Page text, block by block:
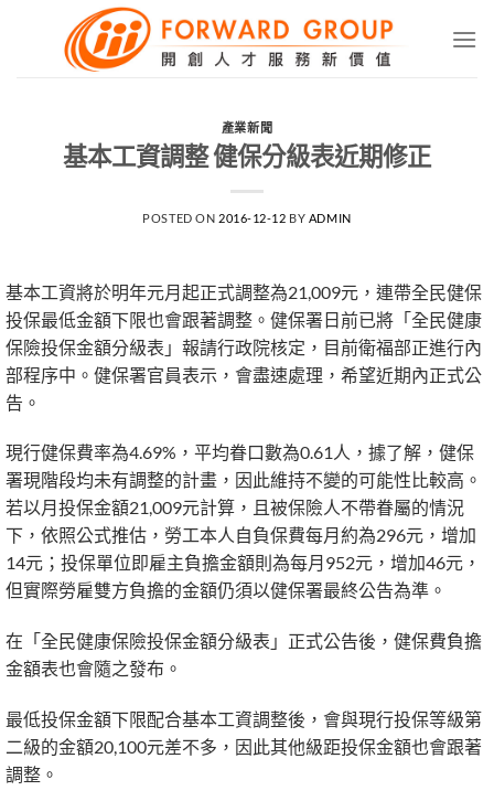
產業新聞
基本工資調整 健保分級表近期修正
POSTED ON 2016-12-12 BY ADMIN
基本工資將於明年元月起正式調整為21,009元，連帶全民健保
投保最低金額下限也會跟著調整。健保署日前已將「全民健康
保險投保金額分級表」報請行政院核定，目前衛福部正進行內
部程序中。健保署官員表示，會盡速處理，希望近期內正式公
告。
現行健保費率為4.69%，平均眷口數為0.61人，據了解，健保
署現階段均未有調整的計畫，因此維持不變的可能性比較高。
若以月投保金額21,009元計算，且被保險人不帶眷屬的情況
下，依照公式推估，勞工本人自負保費每月約為296元，增加
14元；投保單位即雇主負擔金額則為每月952元，增加46元，
但實際勞雇雙方負擔的金額仍須以健保署最終公告為準。
在「全民健康保險投保金額分級表」正式公告後，健保費負擔
金額表也會隨之發布。
最低投保金額下限配合基本工資調整後，會與現行投保等級第
二級的金額20,100元差不多，因此其他級距投保金額也會跟著
調整。